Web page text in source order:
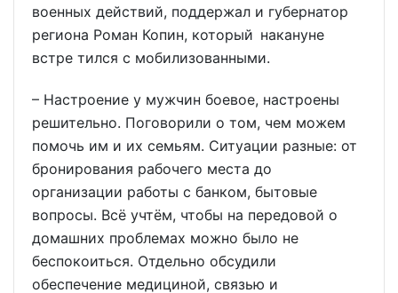
военных действий, поддержал и губернатор
региона Роман Копин, который накануне
встре тился с мобилизованными.
– Настроение у мужчин боевое, настроены
решительно. Поговорили о том, чем можем
помочь им и их семьям. Ситуации разные: от
бронирования рабочего места до
организации работы с банком, бытовые
вопросы. Всё учтём, чтобы на передовой о
домашних проблемах можно было не
беспокоиться. Отдельно обсудили
обеспечение медициной, связью и